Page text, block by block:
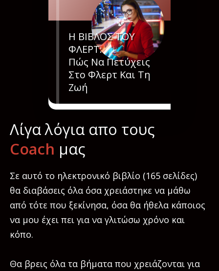
Η ΒΙΒΛΟΣ ΤΟΥ
ΦΛΕΡΤ:
Πώς Να Πετύχεις
Στο Φλερτ Και Τη
Ζωή
Λίγα λόγια απο τους
Coach μας
Σε αυτό το ηλεκτρονικό βιβλίο (165 σελίδες)
θα διαβάσεις όλα όσα χρειάστηκε να μάθω
από τότε που ξεκίνησα, όσα θα ήθελα κάποιος
να μου έχει πει για να γλιτώσω χρόνο και
κόπο.
Θα βρεις όλα τα βήματα που χρειάζονται για